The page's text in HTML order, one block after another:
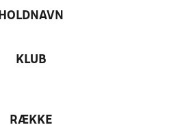
HOLDNAVN
KLUB
RÆKKE